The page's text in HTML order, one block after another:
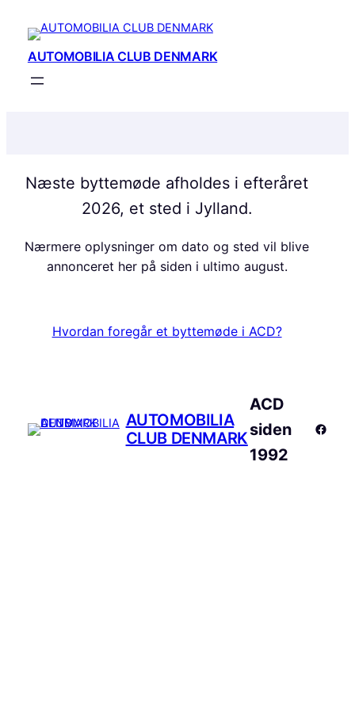
content
AUTOMOBILIA CLUB DENMARK
Næste byttemøde afholdes i efteråret
2026, et sted i Jylland.
Nærmere oplysninger om dato og sted vil blive
annonceret her på siden i ultimo august.
Hvordan foregår et byttemøde i ACD?
AUTOMOBILIA
CLUB DENMARK
ACD
siden
1992